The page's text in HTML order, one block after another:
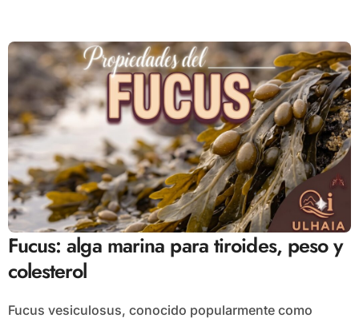
Fucus: alga marina para tiroides, peso y
colesterol
Fucus vesiculosus, conocido popularmente como